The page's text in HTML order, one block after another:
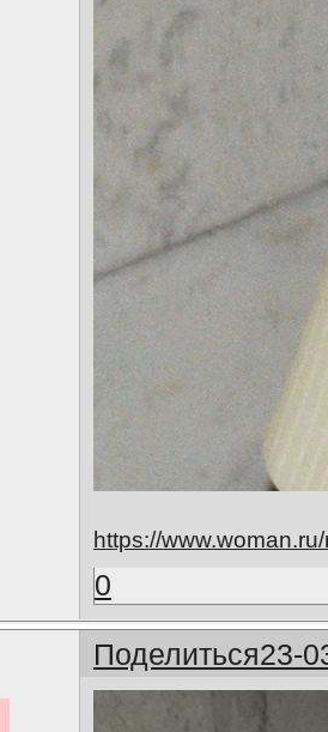
https://
0
Поделиться23-